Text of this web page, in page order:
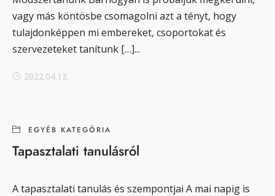
vagy más köntösbe csomagolni azt a tényt, hogy
tulajdonképpen mi embereket, csoportokat és
szervezeteket tanítunk […]...
2022.04.13.
EGYÉB KATEGÓRIA
Tapasztalati tanulásról
A tapasztalati tanulás és szempontjai A mai napig is